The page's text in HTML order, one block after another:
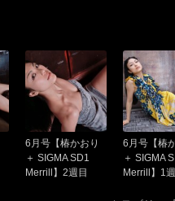
6月号【椿かおり
＋ SIGMA SD1
Merrill】2週目
6月号【椿
＋ SIGMA
Merrill】1